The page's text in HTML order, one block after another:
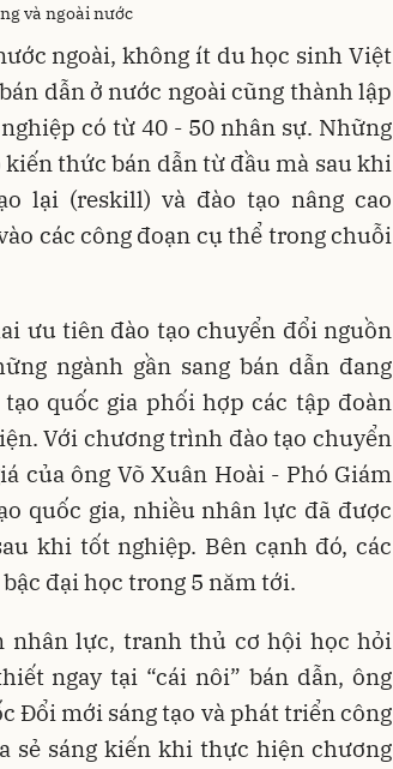
và ngoài nước
ngoài, không ít du học sinh Việt
dẫn ở nước ngoài cũng thành lập
có từ 40 - 50 nhân sự. Những
thức bán dẫn từ đầu mà sau khi
lại (reskill) và đào tạo nâng cao
các công đoạn cụ thể trong chuỗi
ưu tiên đào tạo chuyển đổi nguồn
ngành gần sang bán dẫn đang
quốc gia phối hợp các tập đoàn
Với chương trình đào tạo chuyển
của ông Võ Xuân Hoài - Phó Giám
quốc gia, nhiều nhân lực đã được
khi tốt nghiệp. Bên cạnh đó, các
đại học trong 5 năm tới.
nhân lực, tranh thủ cơ hội học hỏi
ngay tại “cái nôi” bán dẫn, ông
Đổi mới sáng tạo và phát triển công
sẻ sáng kiến khi thực hiện chương